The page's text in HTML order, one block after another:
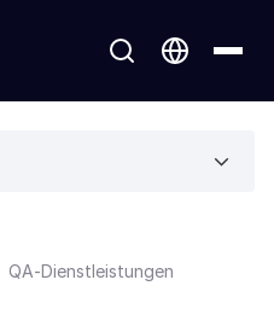
QA-Dienstleistungen